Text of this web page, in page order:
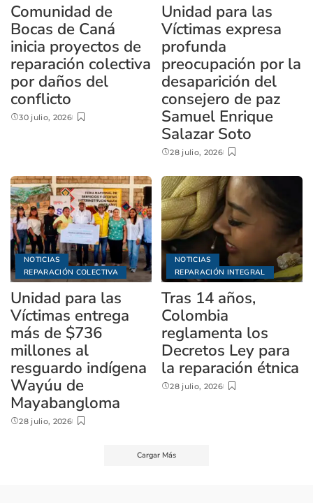
Comunidad de
Bocas de Caná
inicia proyectos de
reparación colectiva
por daños del
conflicto
30 julio, 2026
Unidad para las
Víctimas expresa
profunda
preocupación por la
desaparición del
consejero de paz
Samuel Enrique
Salazar Soto
28 julio, 2026
NOTICIAS
REPARACIÓN COLECTIVA
Unidad para las
Víctimas entrega
más de $736
millones al
resguardo indígena
Wayúu de
Mayabangloma
28 julio, 2026
NOTICIAS
REPARACIÓN INTEGRAL
Tras 14 años,
Colombia
reglamenta los
Decretos Ley para
la reparación étnica
28 julio, 2026
Cargar Más